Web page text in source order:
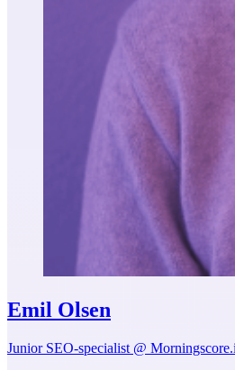
Emil Olsen
Junior SEO-specialist @